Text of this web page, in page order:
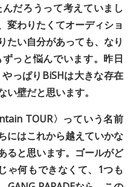
だろうって考えていまし
変わりたくてオーディショ
たい自分があっても、なり
っと悩んでいます。昨日
っぱりBiSHは大きな存在
壁だと思います。
TOUR〉っていう名前
にはこれから越えていかな
ると思います。ゴールがど
ゃ何もできなくて、1つも